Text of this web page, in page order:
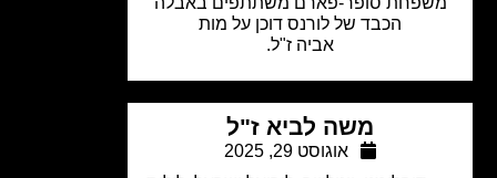
הכבד של לורנס דוכן על מות
אביה ז"ל.
משה לביא ז"ל
אוגוסט 29, 2025